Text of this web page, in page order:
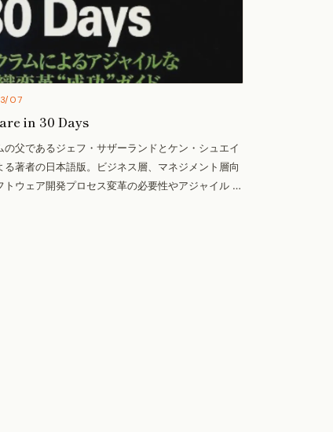
07
in 30 Days
の父であるジェフ・サザーランドとケン・シュエイ
る著者の日本語版。ビジネス層、マネジメント層向
トウェア開発プロセス変革の必要性やアジャイル …